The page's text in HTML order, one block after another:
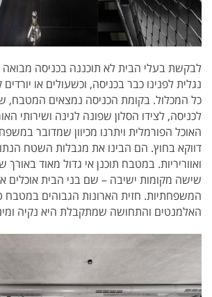
לבקשת בעלי הבית לא תוכננה בכניסה
נגלית לפנינו כבר בכניסה, וכשעולים או
כל המכלול. בקומת הכניסה נמצאים
לכניסה, לצידו הסלון שפונה לגינה ושירותי
האוכל הפורמלית ויתרנו מכיוון שמדובר
דווקא בחוץ. הם הבינו את מגבלות השטח
שישה מקומות ישיבה – שם בני הבית אוכלים
המשפחתיות. חזית הארונות הגבוהים
האלמנטים והתחושה שמתקבלת היא נקיה